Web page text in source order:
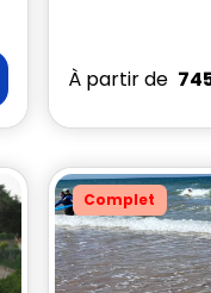
À partir de
Complet